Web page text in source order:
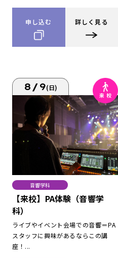
申し込む 詳しく見る
8/9(日)
音響学科
【来校】PA体験（音響学
科）
ライブやイベント会場での音響＝PA
スタッフに興味があるならこの講
座！...